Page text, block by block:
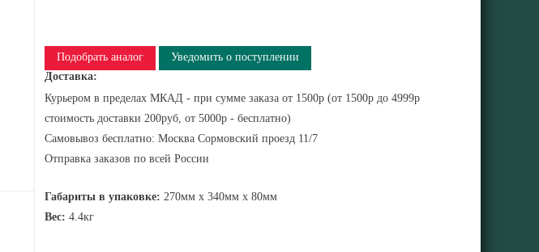
Подобрать аналог
Уведомить о поступлении
Доставка:
Курьером в пределах МКАД - при сумме заказа от 1500р (от 1500р до 4999р
стоимость доставки 200руб, от 5000р - бесплатно)
Самовывоз бесплатно: Москва Сормовский проезд 11/7
Отправка заказов по всей России
Габариты в упаковке: 270мм x 340мм x 80мм
Вес: 4.4кг